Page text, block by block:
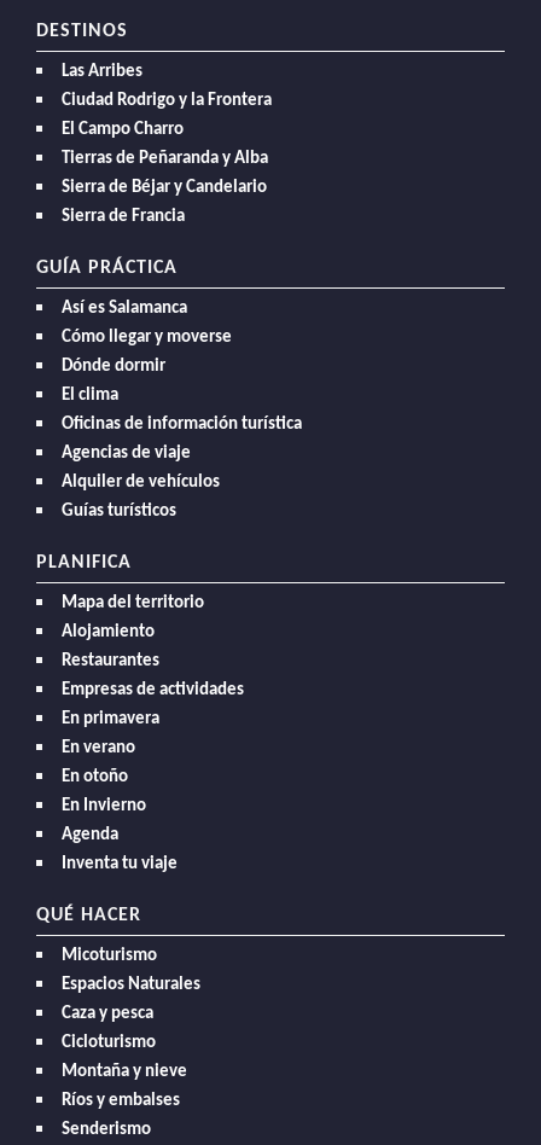
DESTINOS
Las Arribes
Ciudad Rodrigo y la Frontera
El Campo Charro
Tierras de Peñaranda y Alba
Sierra de Béjar y Candelario
Sierra de Francia
GUÍA PRÁCTICA
Así es Salamanca
Cómo llegar y moverse
Dónde dormir
El clima
Oficinas de información turística
Agencias de viaje
Alquiler de vehículos
Guías turísticos
PLANIFICA
Mapa del territorio
Alojamiento
Restaurantes
Empresas de actividades
En primavera
En verano
En otoño
En Invierno
Agenda
Inventa tu viaje
QUÉ HACER
Micoturismo
Espacios Naturales
Caza y pesca
Cicloturismo
Montaña y nieve
Ríos y embalses
Senderismo